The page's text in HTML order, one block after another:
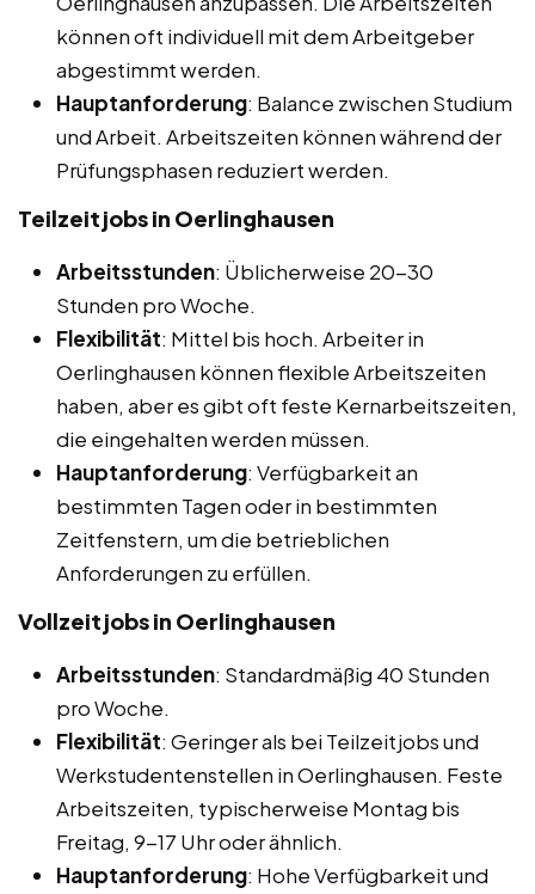
können oft individuell mit dem Arbeitgeber
abgestimmt werden.
Hauptanforderung: Balance zwischen Studium
und Arbeit. Arbeitszeiten können während der
Prüfungsphasen reduziert werden.
Teilzeitjobs in Oerlinghausen
Arbeitsstunden: Üblicherweise 20-30
Stunden pro Woche.
Flexibilität: Mittel bis hoch. Arbeiter in
Oerlinghausen können flexible Arbeitszeiten
haben, aber es gibt oft feste Kernarbeitszeiten,
die eingehalten werden müssen.
Hauptanforderung: Verfügbarkeit an
bestimmten Tagen oder in bestimmten
Zeitfenstern, um die betrieblichen
Anforderungen zu erfüllen.
Vollzeitjobs in Oerlinghausen
Arbeitsstunden: Standardmäßig 40 Stunden
pro Woche.
Flexibilität: Geringer als bei Teilzeitjobs und
Werkstudentenstellen in Oerlinghausen. Feste
Arbeitszeiten, typischerweise Montag bis
Freitag, 9-17 Uhr oder ähnlich.
Hauptanforderung: Hohe Verfügbarkeit und